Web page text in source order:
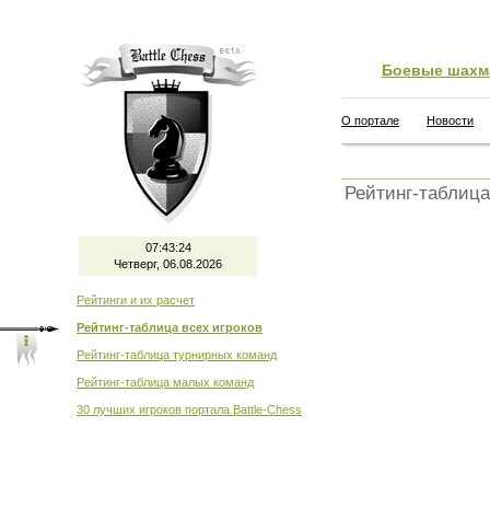
07:43:24
Четверг, 06.08.2026
Рейтинги и их расчет
Рейтинг-таблица всех игроков
Рейтинг-таблица турнирных команд
Рейтинг-таблица малых команд
30 лучших игроков портала Battle-Chess
Боевые
О портале Новости
Рейтинг-